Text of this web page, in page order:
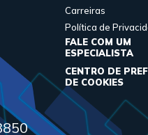
Carreiras
Política de
FALE COM UM
ESPECIALISTA
CENTRO DE
DE COOKIES